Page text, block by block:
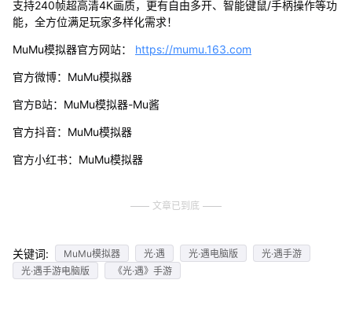
支持240帧超高清4K画质，更有自由多开、智能键鼠/手柄操作等功
能，全方位满足玩家多样化需求！
MuMu模拟器官方网站： https://mumu.163.com
官方微博：MuMu模拟器
官方B站：MuMu模拟器-Mu酱
官方抖音：MuMu模拟器
官方小红书：MuMu模拟器
文章已到底
关键词: MuMu模拟器 光·遇 光·遇电脑版
光·遇手游
光·遇手游电脑版
《光·遇》手游